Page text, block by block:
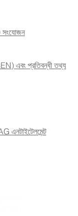
এবং প্রতিবন্ধী তথ্য
এনটাইটেলমেন্ট